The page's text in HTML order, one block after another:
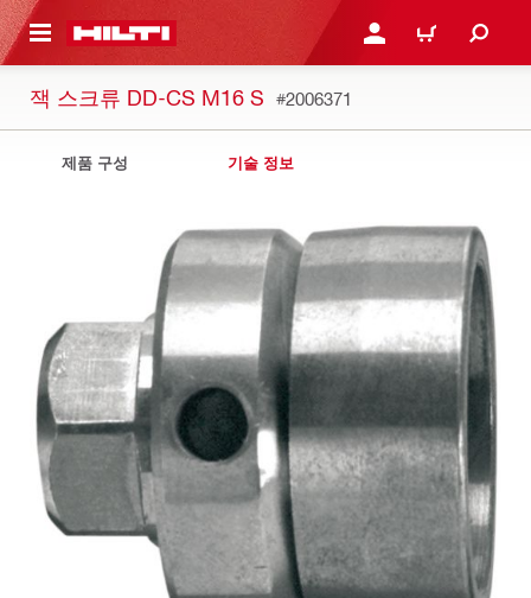
으로 건너뛰기 로그인 또는 회원가입
장바구니
잭 스크류 DD-CS M16 S #2006371
제품 구성 기술 정보